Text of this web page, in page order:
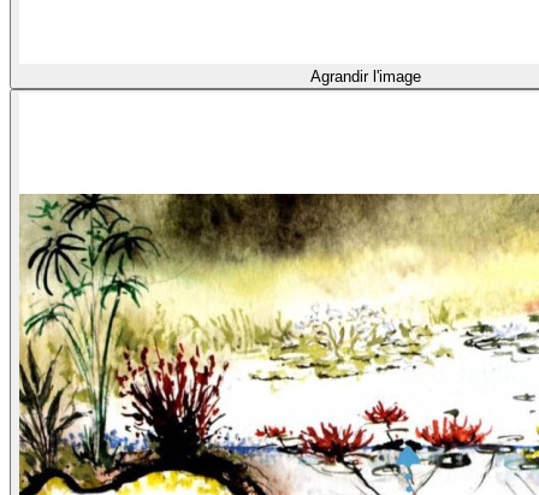
Agrandir l'image